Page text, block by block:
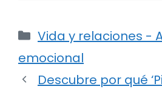
Categorías
Vida y relaciones -
emocional
Descubre por qué